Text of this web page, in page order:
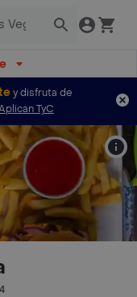
y disfruta de
TyC